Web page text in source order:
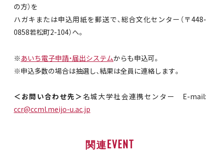
の方）を
ハガキまたは申込用紙を郵送で、総合文化センター（〒448-
0858若松町2-104）へ。
※ あいち電子申請・届出システムからも申込可。
※申込多数の場合は抽選し、結果は全員に連絡します。
＜お問い合わせ先＞名城大学社会連携センター E-mail:
ccr@ccml.meijo-u.ac.jp
関連EVENT